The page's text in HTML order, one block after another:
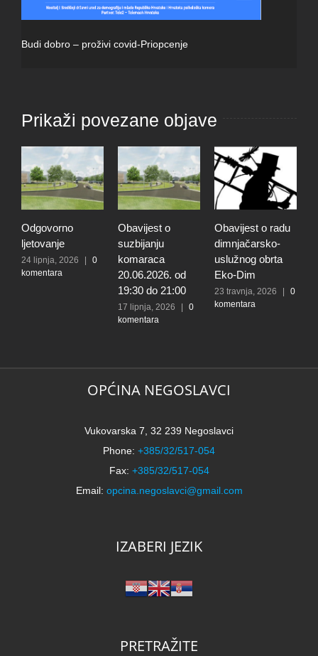
Budi dobro – proživi covid-Priopcenje
Prikaži povezane objave
Odgovorno
ljetovanje
24 lipnja, 2026 |
0
komentara
Obavijest o
suzbijanju
komaraca
20.06.2026. od
19:30 do 21:00
17 lipnja, 2026 |
0
komentara
Obavijest o radu
dimnjačarsko-
uslužnog obrta
Eko-Dim
23 travnja, 2026 |
0
komentara
OPĆINA NEGOSLAVCI
Vukovarska 7, 32 239 Negoslavci
Phone: +385/32/517-054
Fax: +385/32/517-054
Email: opcina.negoslavci@gmail.com
IZABERI JEZIK
PRETRAŽITE